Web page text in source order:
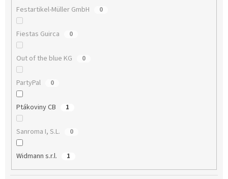
Festartikel-Müller GmbH 0
Fiestas Guirca 0
Out of the blue KG 0
PartyPal 0
Ptákoviny CB 1
Sanroma I, S.L. 0
Widmann s.r.l. 1